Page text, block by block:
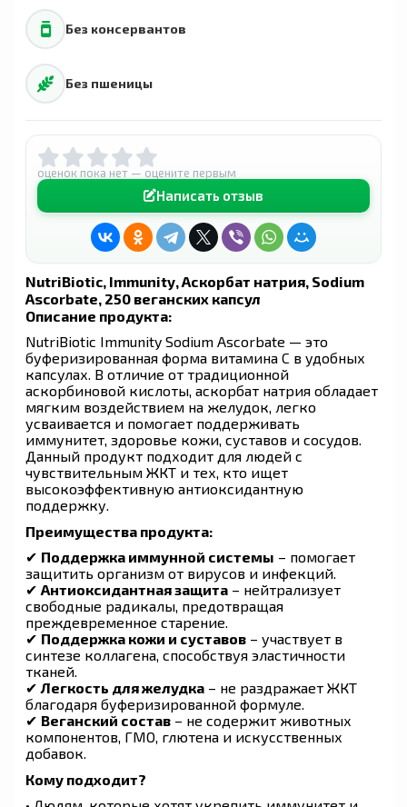
Без консервантов
Без пшеницы
оценок пока нет — оцените первым
Написать отзыв
NutriBiotic, Immunity, Аскорбат натрия, Sodium
Ascorbate, 250 веганских капсул
Описание продукта:
NutriBiotic Immunity Sodium Ascorbate — это
буферизированная форма витамина C в удобных
капсулах. В отличие от традиционной
аскорбиновой кислоты, аскорбат натрия обладает
мягким воздействием на желудок, легко
усваивается и помогает поддерживать
иммунитет, здоровье кожи, суставов и сосудов.
Данный продукт подходит для людей с
чувствительным ЖКТ и тех, кто ищет
высокоэффективную антиоксидантную
поддержку.
Преимущества продукта:
✔ Поддержка иммунной системы – помогает
защитить организм от вирусов и инфекций.
✔ Антиоксидантная защита – нейтрализует
свободные радикалы, предотвращая
преждевременное старение.
✔ Поддержка кожи и суставов – участвует в
синтезе коллагена, способствуя эластичности
тканей.
✔ Легкость для желудка – не раздражает ЖКТ
благодаря буферизированной формуле.
✔ Веганский состав – не содержит животных
компонентов, ГМО, глютена и искусственных
добавок.
Кому подходит?